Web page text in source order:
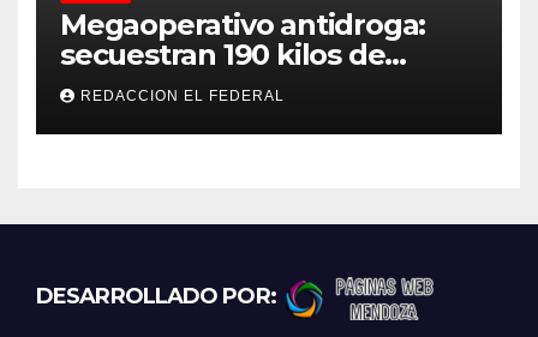
Megaoperativo antidroga:
secuestran 190 kilos de
marihuana que tenían como
destino La Rioja y Catamarca
REDACCION EL FEDERAL
DESARROLLADO POR: